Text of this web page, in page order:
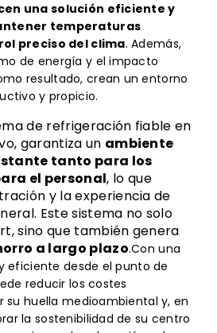
una solución eficiente y
temperaturas
preciso del clima. Además,
de energía y el impacto
resultado, crean un entorno
y propicio.
de refrigeración fiable en
garantiza un ambiente
tanto para los
el personal, lo que
y la experiencia de
Este sistema no solo
sino que también genera
a largo plazo.Con una
eficiente desde el punto de
reducir los costes
su huella medioambiental y, en
la sostenibilidad de su centro